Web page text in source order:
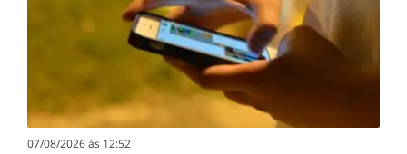
07/08/2026 às 12:52